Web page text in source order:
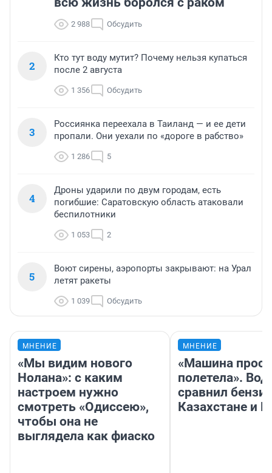
2 988 Обсудить
2
Кто тут воду мутит? Почему нельзя купаться
после 2 августа
1 356 Обсудить
3
Россиянка переехала в Таиланд — и ее дети
пропали. Они уехали по «дороге в рабство»
1 286 5
4
Дроны ударили по двум городам, есть
погибшие: Саратовскую область атаковали
беспилотники
1 053 2
5
Воют сирены, аэропорты закрывают: на Урал
летят ракеты
1 039 Обсудить
МНЕНИЕ
«Мы видим нового
Нолана»: с каким
настроем нужно
смотреть «Одиссею»,
чтобы она не
выглядела как фиаско
МНЕНИЕ
«Машина
полетела».
сравнил
Казахстане и